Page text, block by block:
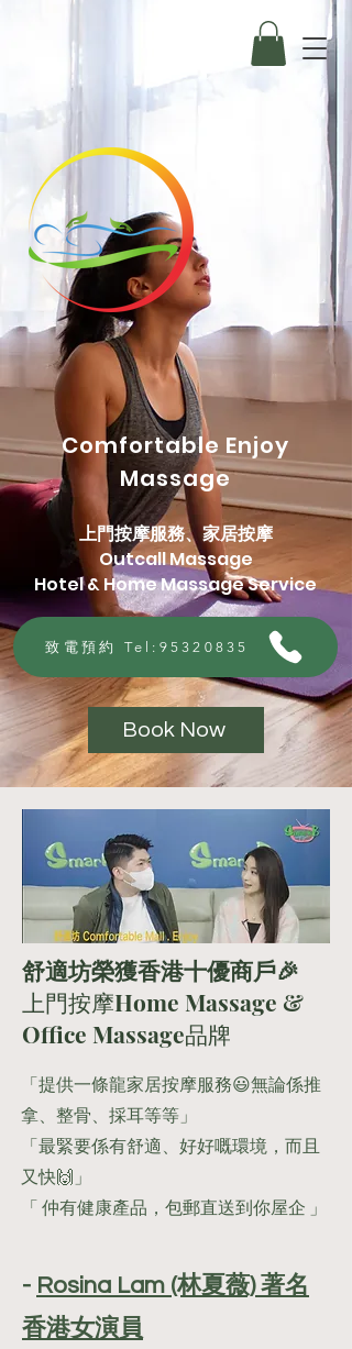
Comfortable Enjoy
Massage
上門按摩服務、家居按摩
Outcall Massage
Hotel & Home MassageService
致電預約 Tel:95320835
Book Now
舒適坊榮獲香港十優商戶🎉
​上門按摩Home Massage &
Office Massage品牌
「提供一條龍家居按摩服務😃無論係推
拿、整骨、採耳等等」
​「最緊要係有舒適、好好嘅環境，而且
又快🙌」
​「 仲有健康產品，包郵直送到你屋企 」
- Rosina Lam (林夏薇) 著名
香港女演員